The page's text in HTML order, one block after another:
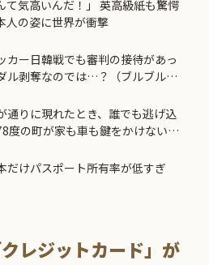
て気高いんだ！」 英高級紙も驚愕
人の姿に世界が衝撃
カー日韓戦でも審判の接待があっ
剥奪なのでは…？（ブルブル」
通りに現れたとき、誰でも逃げ込
度の町が家も車も鍵をかけない理
だけパスポート所有率が低すぎ
レジットカード」が